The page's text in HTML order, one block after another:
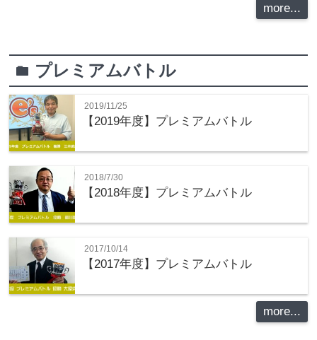
more...
folder プレミアムバトル
2019/11/25
【2019年度】プレミアムバトル
2018/7/30
【2018年度】プレミアムバトル
2017/10/14
【2017年度】プレミアムバトル
more...